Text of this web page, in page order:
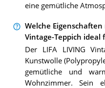
eine gemütliche
Welche Eigenschaften
Vintage-Teppich
Der LIFA LIVING
Kunstwolle
gemütliche und
Wohnzimmer. Sein